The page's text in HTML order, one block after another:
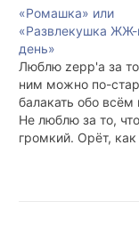
«Ромашка» или
«Развлекушка ЖЖ-
день»
Люблю zepp'a за
ним можно по-
балакать обо всём
Не люблю за то,
громкий. Орёт, как